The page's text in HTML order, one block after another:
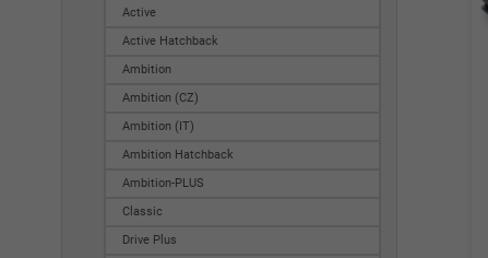
Active
Active Hatchback
Ambition
Ambition (CZ)
Ambition (IT)
Ambition Hatchback
Ambition-PLUS
Classic
Drive Plus